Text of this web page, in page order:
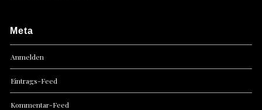
Meta
Anmelden
Eintrags-Feed
Kommentar-Feed